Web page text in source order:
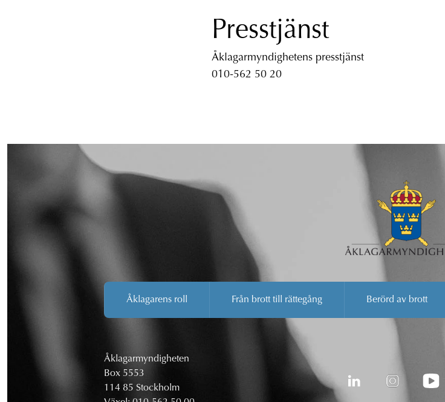
Presstjänst
Åklagarmyndighetens presstjänst
010-562 50 20
Åklagarens roll Från brott till rättegång Berörd av brott
Åklagarmyndigheten
Box 5553
114 85 Stockholm